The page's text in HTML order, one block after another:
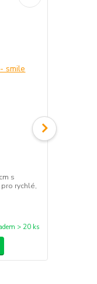
s
rychlé,
> 20 ks